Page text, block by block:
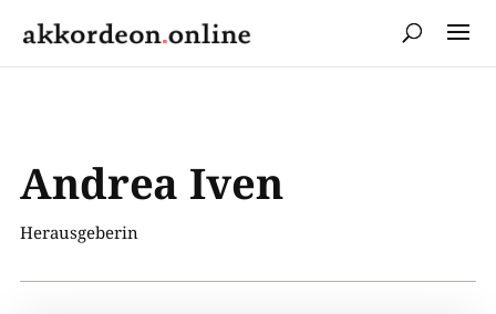
Andrea Iven
Herausgeberin